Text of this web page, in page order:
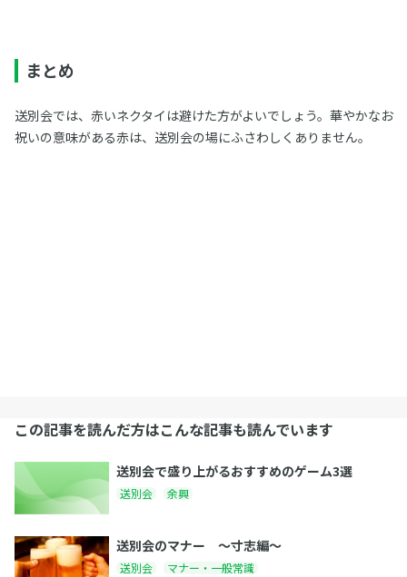
まとめ
送別会では、赤いネクタイは避けた方がよいでしょう。華やかなお
祝いの意味がある赤は、送別会の場にふさわしくありません。
この記事を読んだ方はこんな記事も読んでいます
送別会で盛り上がるおすすめのゲーム3選
送別会 余興
送別会のマナー 〜寸志編〜
送別会 マナー・一般常識